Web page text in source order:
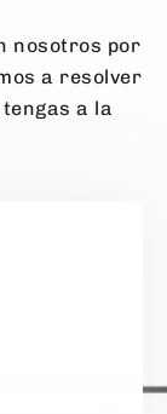
nosotros por
a resolver
a la